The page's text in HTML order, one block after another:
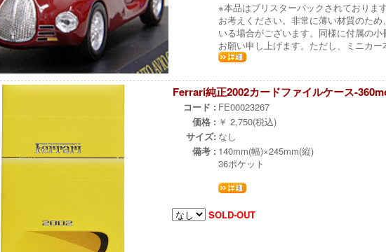
※本品はブリスターパックされておりま
お考えください。非常に薄い材質のた
いる場合がございます。同様に付属の
お願い申し上げます。ただし、ミニカ
Ferrari純正2002カードファイルケース-
コード : FE00023267
価格 : ￥ 2,750(税込)
サイズ: なし
備考 : 140mm(幅)×245mm(縦)
36ポケット
SOLD-OUT